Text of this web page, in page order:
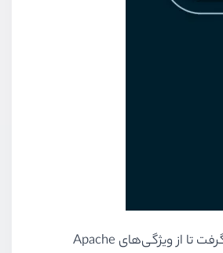
زمانی که شما قصد ایجاد یک اپلیکیشن را دارید باید مطمئن شوید که قابلیت استفاده از تمام APIهای سخت‌افزاری و… را دارید. به همین خاطر Ionic تصمیم گرفت تا از ويژگی‌های Apache